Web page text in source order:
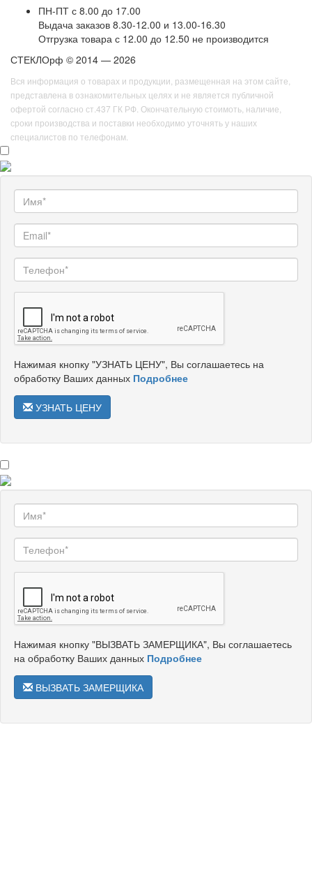
ПН-ПТ с 8.00 до 17.00
Выдача заказов 8.30-12.00 и 13.00-16.30
Отгрузка товара с 12.00 до 12.50 не производится
СТЕКЛОрф © 2014 — 2026
Вся информация о товарах и продукции, размещенная на этом сайте,
представлена в ознакомительных целях и не является публичной
офертой согласно ст.437 ГК РФ. Окончательную стоимоть, наличие,
сроки производства и поставки необходимо уточнять у наших
специалистов по телефонам.
Нажимая кнопку "УЗНАТЬ ЦЕНУ", Вы соглашаетесь на
обработку Ваших данных Подробнее
УЗНАТЬ ЦЕНУ
Нажимая кнопку "ВЫЗВАТЬ ЗАМЕРЩИКА", Вы соглашаетесь
на обработку Ваших данных Подробнее
ВЫЗВАТЬ ЗАМЕРЩИКА